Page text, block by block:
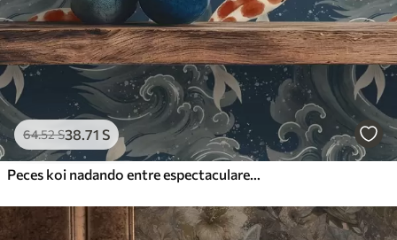
64.52S38.71 S
Peces koi nadando entre espectaculares olas oceánicas